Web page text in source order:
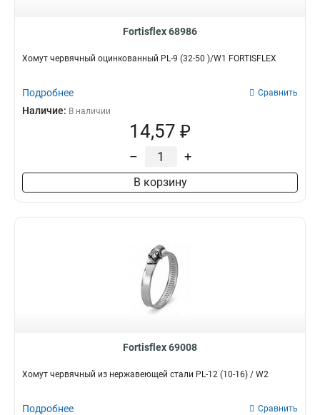
Fortisflex 68986
Хомут червячный оцинкованный PL-9 (32-50 )/W1 FORTISFLEX
Подробнее Сравнить
Наличие: В наличии
14,57 ₽
– +
В корзину
Fortisflex 69008
Хомут червячный из нержавеющей стали PL-12 (10-16) / W2
Подробнее Сравнить